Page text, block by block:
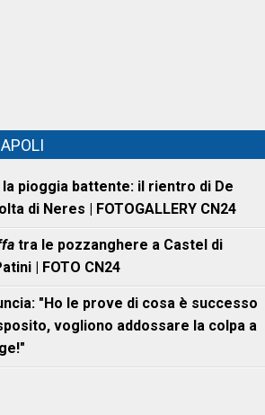
pioggia battente: il rientro di De
di Neres | FOTOGALLERY CN24
tra le pozzanghere a Castel di
| FOTO CN24
"Ho le prove di cosa è successo
vogliono addossare la colpa a